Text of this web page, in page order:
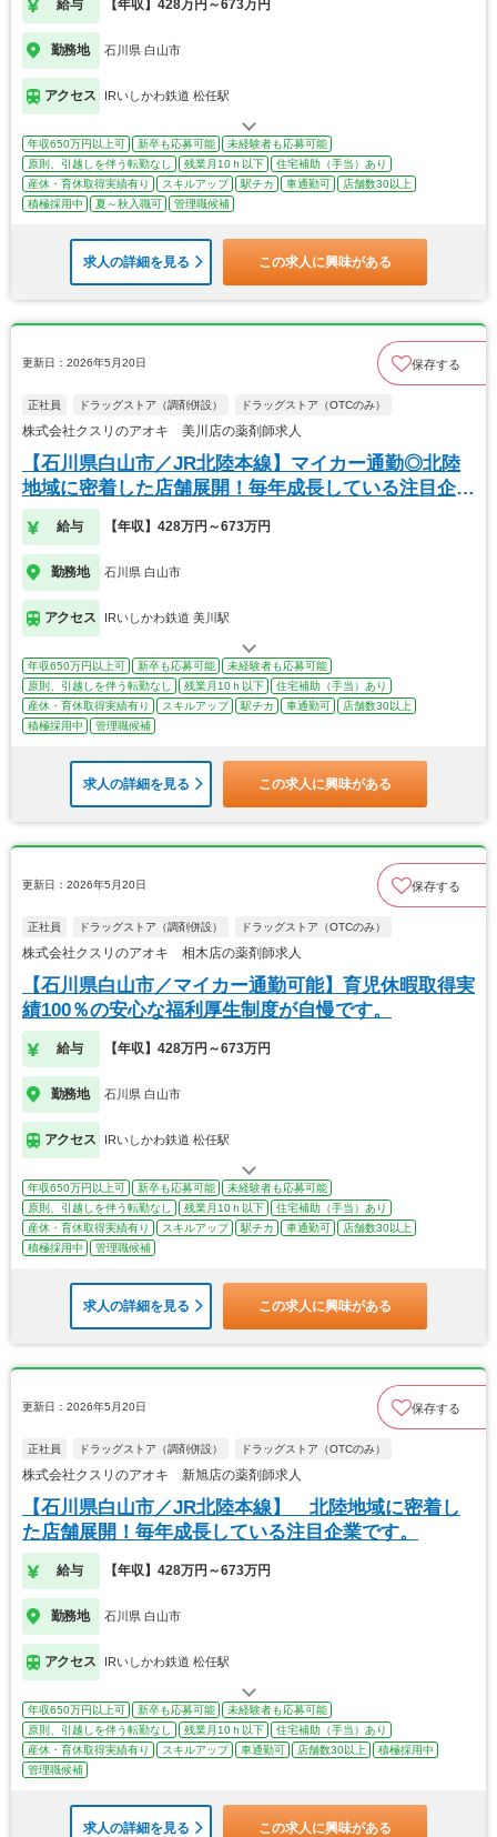
給与 【年収】428万円～673万円
勤務地 石川県 白山市
アクセス IRいしかわ鉄道 松任駅
年収650万円以上可 新卒も応募可能
未経験者も応募可能
原則、引越しを伴う転勤なし
残業月10ｈ以下
住宅補助（手当）あり
産休・育休取得実績有り
スキルアップ 駅チカ 車通勤可
店舗数30以上
積極採用中
夏～秋入職可 管理職候補
求人の詳細を見る この求人に興味がある
更新日：2026年5月20日 保存する
正社員 ドラッグストア（調剤併設） ドラッグストア（OTCのみ）
株式会社クスリのアオキ 美川店の薬剤師求人
【石川県白山市／JR北陸本線】マイカー通勤◎北陸
地域に密着した店舗展開！毎年成長している注目企業
です
給与 【年収】428万円～673万円
勤務地 石川県 白山市
アクセス IRいしかわ鉄道 美川駅
年収650万円以上可 新卒も応募可能
未経験者も応募可能
原則、引越しを伴う転勤なし
残業月10ｈ以下
住宅補助（手当）あり
産休・育休取得実績有り
スキルアップ 駅チカ 車通勤可
店舗数30以上
積極採用中
管理職候補
求人の詳細を見る この求人に興味がある
更新日：2026年5月20日 保存する
正社員 ドラッグストア（調剤併設） ドラッグストア（OTCのみ）
株式会社クスリのアオキ 相木店の薬剤師求人
【石川県白山市／マイカー通勤可能】育児休暇取得実
績100％の安心な福利厚生制度が自慢です。
給与 【年収】428万円～673万円
勤務地 石川県 白山市
アクセス IRいしかわ鉄道 松任駅
年収650万円以上可 新卒も応募可能
未経験者も応募可能
原則、引越しを伴う転勤なし
残業月10ｈ以下
住宅補助（手当）あり
産休・育休取得実績有り
スキルアップ 駅チカ 車通勤可
店舗数30以上
積極採用中
管理職候補
求人の詳細を見る この求人に興味がある
更新日：2026年5月20日 保存する
正社員 ドラッグストア（調剤併設） ドラッグストア（OTCのみ）
株式会社クスリのアオキ 新旭店の薬剤師求人
【石川県白山市／JR北陸本線】 北陸地域に密着し
た店舗展開！毎年成長している注目企業です。
給与 【年収】428万円～673万円
勤務地 石川県 白山市
アクセス IRいしかわ鉄道 松任駅
年収650万円以上可 新卒も応募可能
未経験者も応募可能
原則、引越しを伴う転勤なし
残業月10ｈ以下
住宅補助（手当）あり
産休・育休取得実績有り
スキルアップ 車通勤可 店舗数30以上
積極採用中
管理職候補
求人の詳細を見る この求人に興味がある